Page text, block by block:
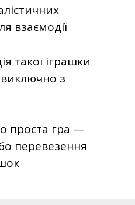
взаємодії
такої іграшки
з
проста гра —
перевезення